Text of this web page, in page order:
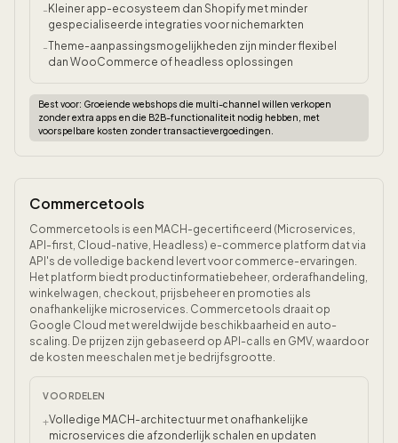
- Kleiner app-ecosysteem dan Shopify met minder
gespecialiseerde integraties voor nichemarkten
-Theme-aanpassingsmogelijkheden zijn minder flexibel
dan WooCommerce of headless oplossingen
Best voor: Groeiende webshops die multi-channel willen verkopen
zonder extra apps en die B2B-functionaliteit nodig hebben, met
voorspelbare kosten zonder transactievergoedingen.
Commercetools
Commercetools is een MACH-gecertificeerd (Microservices,
API-first, Cloud-native, Headless) e-commerce platform dat via
API's de volledige backend levert voor commerce-ervaringen.
Het platform biedt productinformatiebeheer, orderafhandeling,
winkelwagen, checkout, prijsbeheer en promoties als
onafhankelijke microservices. Commercetools draait op
Google Cloud met wereldwijde beschikbaarheid en auto-
scaling. De prijzen zijn gebaseerd op API-calls en GMV, waardoor
de kosten meeschalen met je bedrijfsgrootte.
VOORDELEN
+Volledige MACH-architectuur met onafhankelijke
microservices die afzonderlijk schalen en updaten